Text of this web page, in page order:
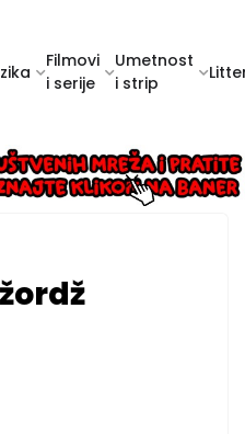
Filmovi
i serije
Umetnost
i strip